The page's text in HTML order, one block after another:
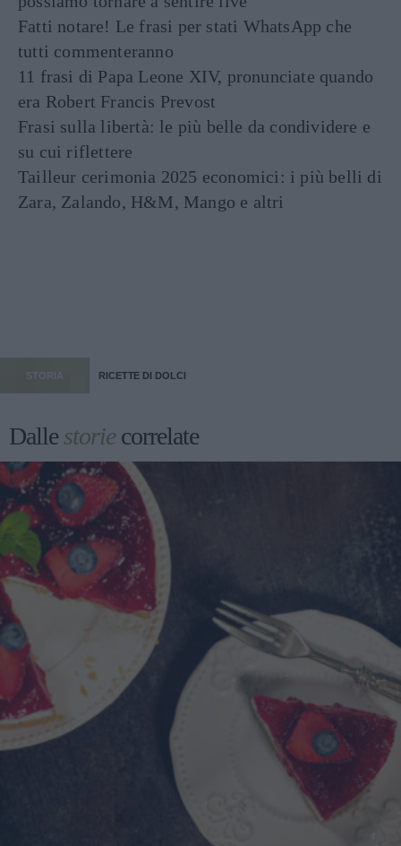
Fatti notare! Le frasi per stati WhatsApp che
tutti commenteranno
11 frasi di Papa Leone XIV, pronunciate quando
era Robert Francis Prevost
Frasi sulla libertà: le più belle da condividere e
su cui riflettere
Tailleur cerimonia 2025 economici: i più belli di
Zara, Zalando, H&M, Mango e altri
STORIA RICETTE DI DOLCI
Dallestoriecorrelate